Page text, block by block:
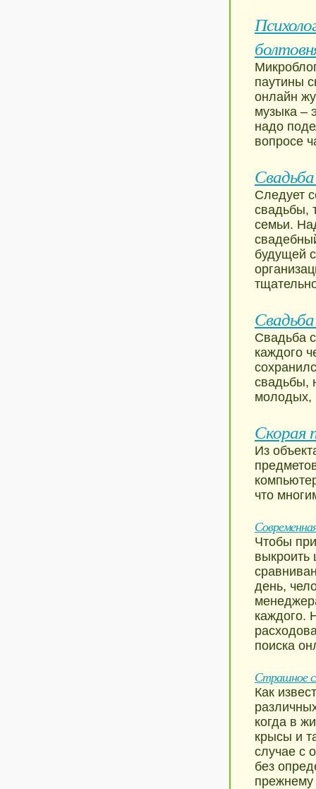
паутины
онлайн
музыка –
надо
вопросе
Следует
свадьбы,
семьи.
будущей
Свадьба
каждого
свадьбы,
молодых,
Скорая
Из
что
Чтобы
выкроить
день,
каждого.
поиска
Страшное
Как
когда в
крысы и
случае с
без
прежнему